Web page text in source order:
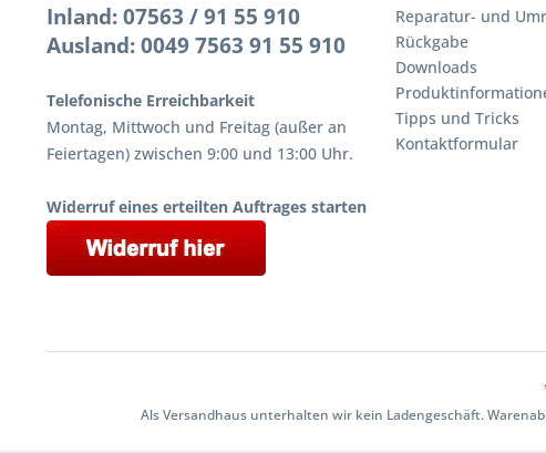
Inland: 07563 / 91 55 910
Ausland: 0049 7563 91 55 910
Telefonische Erreichbarkeit
Montag, Mittwoch und Freitag (außer an
Feiertagen) zwischen 9:00 und 13:00 Uhr.
Widerruf eines erteilten Auftrages starten
Reparatur- und
Rückgabe
Downloads
Tipps und Tricks
Kontaktformular
Als Versandhaus unterhalten wir kein Ladengeschäft.